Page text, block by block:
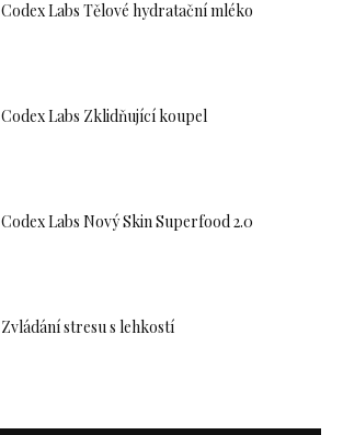
Codex Labs Tělové hydratační mléko
Codex Labs Zklidňující koupel
Codex Labs Nový Skin Superfood 2.0
Zvládání stresu s lehkostí